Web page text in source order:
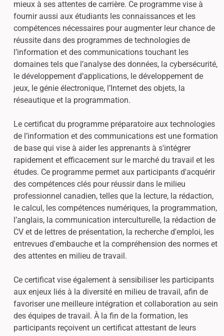
mieux à ses attentes de carrière. Ce programme vise à
fournir aussi aux étudiants les connaissances et les
compétences nécessaires pour augmenter leur chance de
réussite dans des programmes de technologies de
l’information et des communications touchant les
domaines tels que l’analyse des données, la cybersécurité,
le développement d’applications, le développement de
jeux, le génie électronique, l’Internet des objets, la
réseautique et la programmation.
Le certificat du programme préparatoire aux technologies
de l’information et des communications est une formation
de base qui vise à aider les apprenants à s'intégrer
rapidement et efficacement sur le marché du travail et les
études. Ce programme permet aux participants d'acquérir
des compétences clés pour réussir dans le milieu
professionnel canadien, telles que la lecture, la rédaction,
le calcul, les compétences numériques, la programmation,
l’anglais, la communication interculturelle, la rédaction de
CV et de lettres de présentation, la recherche d'emploi, les
entrevues d'embauche et la compréhension des normes et
des attentes en milieu de travail.
Ce certificat vise également à sensibiliser les participants
aux enjeux liés à la diversité en milieu de travail, afin de
favoriser une meilleure intégration et collaboration au sein
des équipes de travail. À la fin de la formation, les
participants reçoivent un certificat attestant de leurs